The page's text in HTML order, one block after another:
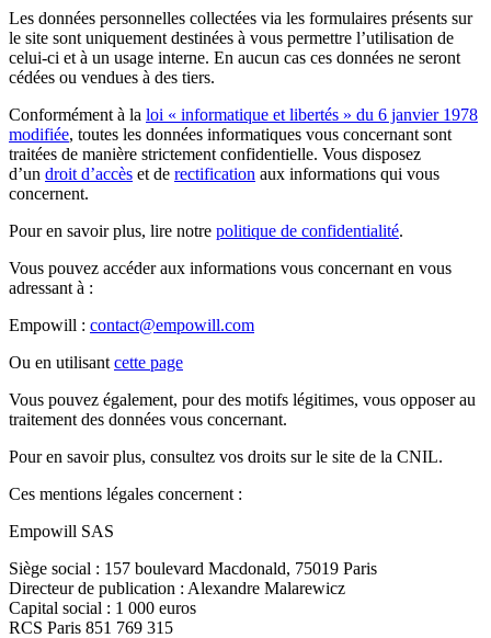
Les données personnelles collectées via les formulaires présents sur
le site sont uniquement destinées à vous permettre l’utilisation de
celui-ci et à un usage interne. En aucun cas ces données ne seront
cédées ou vendues à des tiers.
Conformément à la loi « informatique et libertés » du 6 janvier 1978
modifiée, toutes les données informatiques vous concernant sont
traitées de manière strictement confidentielle. Vous disposez
d’un droit d’accès et de rectification aux informations qui vous
concernent.
Pour en savoir plus, lire notre politique de confidentialité.
Vous pouvez accéder aux informations vous concernant en vous
adressant à :
Empowill : contact@empowill.com
Ou en utilisant cette page
Vous pouvez également, pour des motifs légitimes, vous opposer au
traitement des données vous concernant.
Pour en savoir plus, consultez vos droits sur le site de la CNIL.
Ces mentions légales concernent :
Empowill SAS
Siège social : 157 boulevard Macdonald, 75019 Paris
Directeur de publication : Alexandre Malarewicz
Capital social : 1 000 euros
RCS Paris 851 769 315